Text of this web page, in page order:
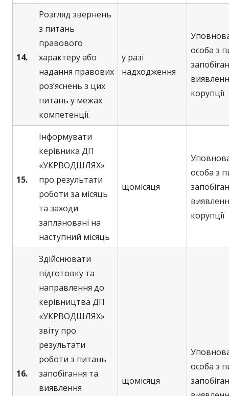
14.
Розгляд звернень
з питань
правового
характеру або
надання правових
роз’яснень з цих
питань у межах
компетенції.
у разі
надходження
особа з
корупції
15.
Інформувати
керівника ДП
«УКРВОДШЛЯХ»
про результати
роботи за місяць
та заходи
заплановані на
наступний місяць
щомісяця
особа з
корупції
16.
Здійснювати
підготовку та
направлення до
керівництва ДП
«УКРВОДШЛЯХ»
звіту про
результати
роботи з питань
запобігання та
виявлення
щомісяця
особа з